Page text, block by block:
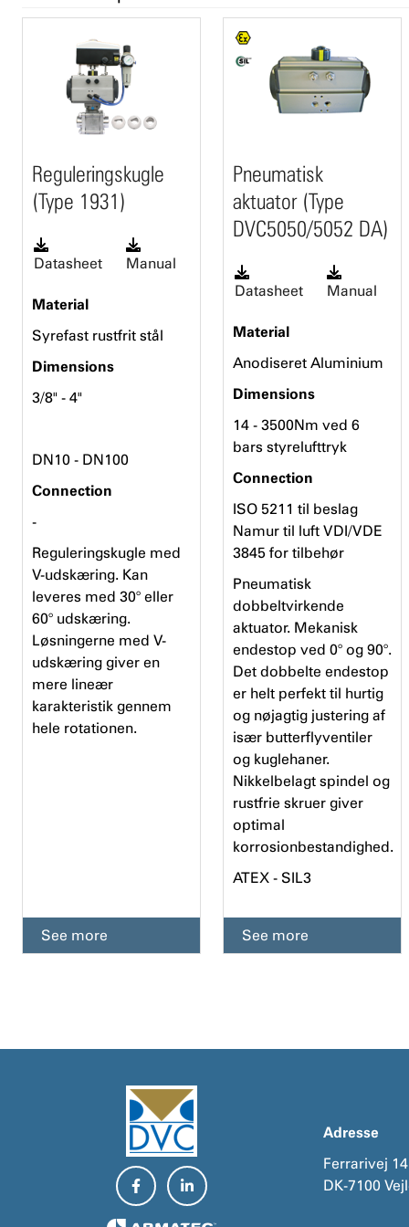
Reguleringskugle
(Type 1931)
Datasheet Manual
Material
Syrefast rustfrit stål
Dimensions
3/8" - 4"
DN10 - DN100
Connection
-
Reguleringskugle med
V-udskæring. Kan
leveres med 30° eller
60° udskæring.
Løsningerne med V-
udskæring giver en
mere lineær
karakteristik gennem
hele rotationen.
See more
Pneumatisk
aktuator (Type
DVC5050/5052 DA)
Datasheet Manual
Material
Anodiseret Aluminium
Dimensions
14 - 3500Nm ved 6
bars styrelufttryk
Connection
ISO 5211 til beslag
Namur til luft VDI/VDE
3845 for tilbehør
Pneumatisk
dobbeltvirkende
aktuator. Mekanisk
endestop ved 0° og 90°.
Det dobbelte endestop
er helt perfekt til hurtig
og nøjagtig justering af
især butterflyventiler
og kuglehaner.
Nikkelbelagt spindel og
rustfrie skruer giver
optimal
korrosionbestandighed.
ATEX - SIL3
See more
Adresse
Ferrarivej 14
DK-7100